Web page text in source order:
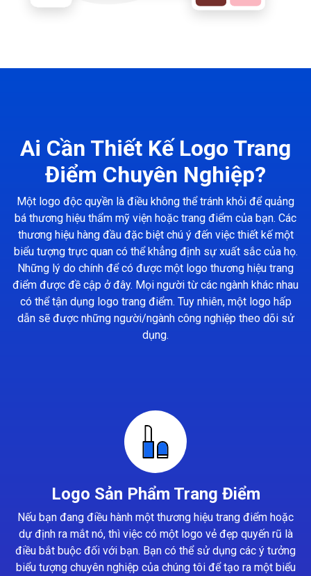
Ai Cần Thiết Kế Logo Trang
Điểm Chuyên Nghiệp?
Một logo độc quyền là điều không thể tránh khỏi để quảng
bá thương hiệu thẩm mỹ viện hoặc trang điểm của bạn. Các
thương hiệu hàng đầu đặc biệt chú ý đến việc thiết kế một
biểu tượng trực quan có thể khẳng định sự xuất sắc của họ.
Những lý do chính để có được một logo thương hiệu trang
điểm được đề cập ở đây. Mọi người từ các ngành khác nhau
có thể tận dụng logo trang điểm. Tuy nhiên, một logo hấp
dẫn sẽ được những người/ngành công nghiệp theo dõi sử
dụng.
Logo Sản Phẩm Trang Điểm
Nếu bạn đang điều hành một thương hiệu trang điểm hoặc
dự định ra mắt nó, thì việc có một logo vẻ đẹp quyến rũ là
điều bắt buộc đối với bạn. Bạn có thể sử dụng các ý tưởng
biểu tượng chuyên nghiệp của chúng tôi để tạo ra một biểu